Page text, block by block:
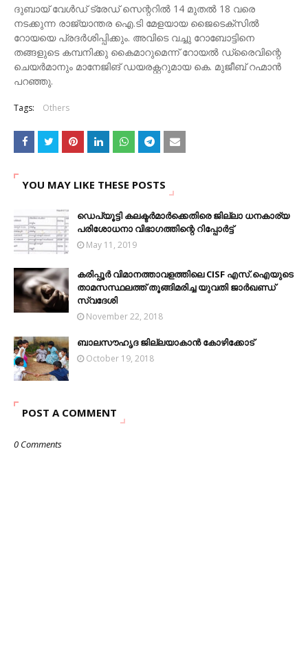
ദുബായ് വേള്‍ഡ് ട്രേഡ് സെന്ററില്‍ 14 മുതല്‍ 18 വരെ
നടക്കുന്ന രാജ്യാന്തര ഐ.ടി മേളയായ ജൈടെക്‌സില്‍
റോയയെ പ്രദര്‍ശിപ്പിക്കും. അവിടെ വച്ചു റോബോട്ടിനെ
തങ്ങളുടെ കമ്പനിക്കു കൈമാറുമെന്ന് റോയല്‍ ഡ്രൈവിന്റെ
ചെയര്‍മാനും മാനേജിങ് ഡയരക്റ്ററുമായ കെ. മുജീബ് റഹ്മാന്‍
പറഞ്ഞു.
Tags: Others
YOU MAY LIKE THESE POSTS
ഡെപ്യൂട്ടി കലക്ടര്‍മാര്‍ക്കെതിരെ ജില്ലാ ധനകാര്യ
പരിശോധനാ വിഭാഗത്തിന്റെ റിപ്പോര്‍ട്ട്
May 11, 2019
കരിപ്പൂർ വിമാനത്താവളത്തിലെ CISF എസ്.ഐയുടെ
താമസസ്ഥലത്ത് തൂങ്ങിമരിച്ച യുവതി ജാർഖണ്ഡ്
സ്വദേശി
November 22, 2018
ബാലസൗഹൃദ ജില്ലയാകാന്‍ കോഴിക്കോട്
October 19, 2018
POST A COMMENT
0 Comments